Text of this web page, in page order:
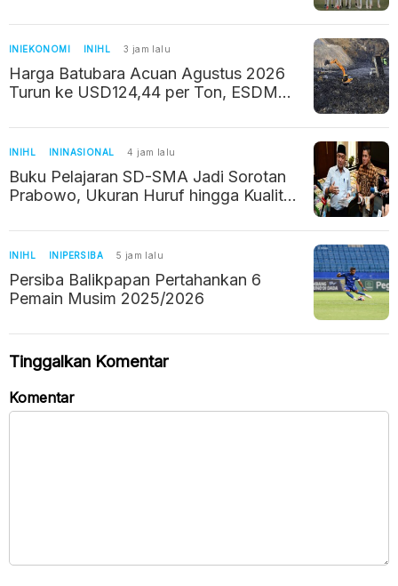
1-1
INIEKONOMI INIHL 3 jam lalu
Harga Batubara Acuan Agustus 2026
Turun ke USD124,44 per Ton, ESDM
INIHL ININASIONAL 4 jam lalu
Buku Pelajaran SD-SMA Jadi Sorotan
Prabowo, Ukuran Huruf hingga Kualitas
INIHL INIPERSIBA 5 jam lalu
Persiba Balikpapan Pertahankan 6
Pemain Musim 2025/2026
Tinggalkan Komentar
Komentar